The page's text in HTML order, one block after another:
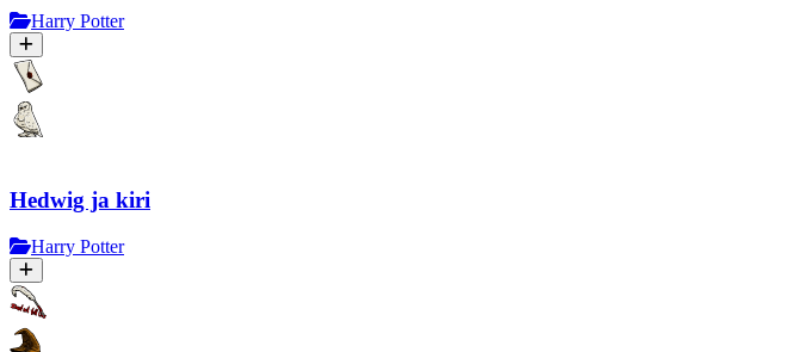
Harry Potter
Hedwig ja kiri
Harry Potter